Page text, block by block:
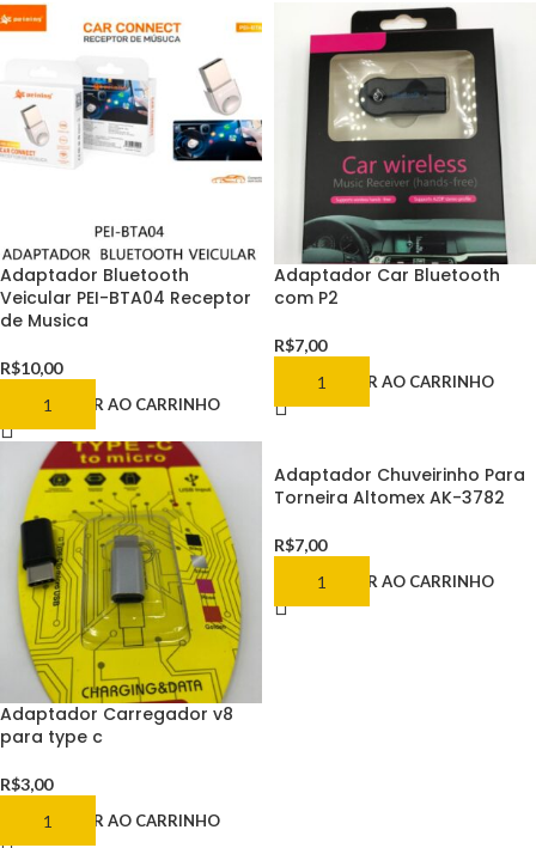
Adaptador Bluetooth
Veicular PEI-BTA04 Receptor
de Musica
R$10,00
ADICIONAR AO CARRINHO
Adaptador Car Bluetooth
com P2
R$7,00
ADICIONAR AO CARRINHO
Adaptador Carregador v8
para type c
R$3,00
ADICIONAR AO CARRINHO
Adaptador Chuveirinho Para
Torneira Altomex AK-3782
R$7,00
ADICIONAR AO CARRINHO